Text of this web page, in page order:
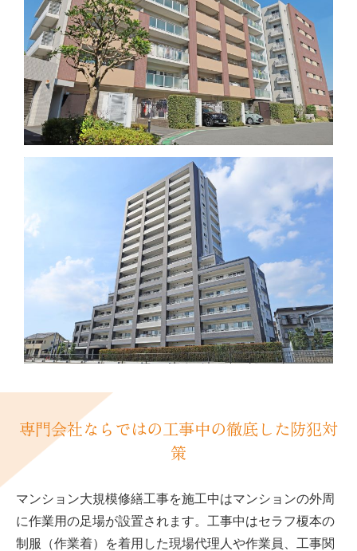
専門会社ならではの工事中の徹底した防犯対
策
マンション大規模修繕工事を施工中はマンションの外周
に作業用の足場が設置されます。工事中はセラフ榎本の
制服（作業着）を着用した現場代理人や作業員、工事関